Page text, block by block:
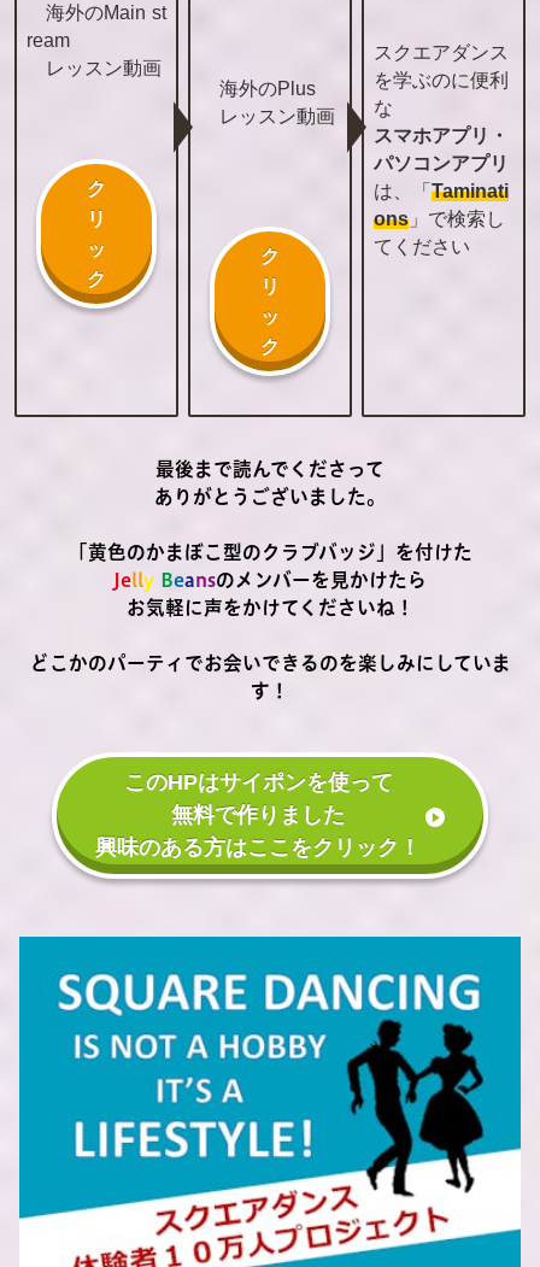
海外のMain st
ream
レッスン動画
ク
リ
ッ
ク
海外のPlus
レッスン動画
ク
リ
ッ
ク
スクエアダンス
を学ぶのに便利
な
スマホアプリ・
パソコンアプリ
は、「 Taminati
ons」で検索し
てください
最後まで読んでくださって
ありがとうございました。
「黄色のかまぼこ型のクラブバッジ」を付けた
Jelly Beansのメンバーを見かけたら
お気軽に声をかけてくださいね！
どこかのパーティでお会いできるのを楽しみにしていま
す！
このHPはサイポンを使って
無料で作りました
興味のある方はここをクリック！